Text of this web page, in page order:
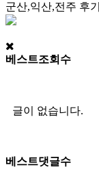
군산,익산,전주 후기
베스트조회수
글이 없습니다.
베스트댓글수